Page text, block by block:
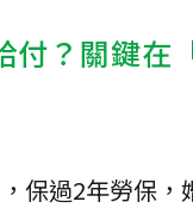
？關鍵在
保過2年勞保